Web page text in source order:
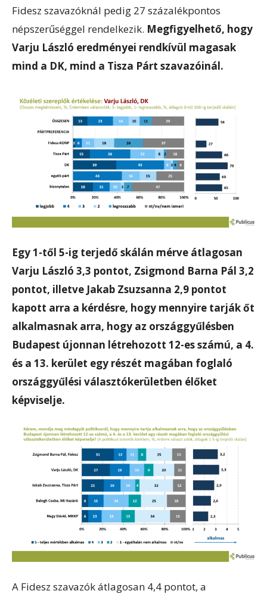
Fidesz szavazóknál pedig 27 százalékpontos
népszerűséggel rendelkezik. Megfigyelhető, hogy
Varju László eredményei rendkívül magasak
mind a DK, mind a Tisza Párt szavazóinál.
Egy 1-től 5-ig terjedő skálán mérve átlagosan
Varju László 3,3 pontot, Zsigmond Barna Pál 3,2
pontot, illetve Jakab Zsuzsanna 2,9 pontot
kapott arra a kérdésre, hogy mennyire tarják őt
alkalmasnak arra, hogy az országgyűlésben
Budapest újonnan létrehozott 12-es számú, a 4.
és a 13. kerület egy részét magában foglaló
országgyűlési választókerületben élőket
képviselje.
A Fidesz szavazók átlagosan 4,4 pontot, a